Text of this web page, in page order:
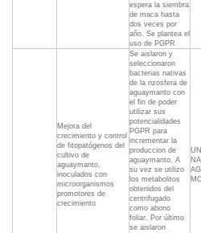
espera la siembra
de maca hasta
dos veces por
año. Se plantea el
uso de PGPR
Mejora del
crecimiento y control
de fitopatógenos del
cultivo de
aguaymanto,
inoculados con
microorganismos
promotores de
crecimiento
Se aislaron y
seleccionaron
bacterias nativas
de la rizosfera de
aguaymanto con
el fin de poder
utilizar sus
potencialidades
PGPR para
incrementar la
produccion de
aguaymanto. A
su vez se utilizo
los metabolitos
obtenidos del
centrifugado
como abono
foliar. Por último
se aislaron